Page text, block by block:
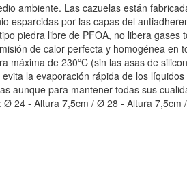
ambiente. Las cazuelas están
esparcidas por las capas del
piedra libre de PFOA, no libera
de calor perfecta y homogénea
máxima de 230ºC (sin las asas de
la evaporación rápida de los
aunque para mantener todas sus
Ø 24 - Altura 7,5cm / Ø 28 - Altura